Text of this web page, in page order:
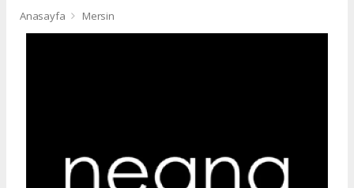
Anasayfa Mersin